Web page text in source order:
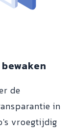
bewaken
de
in
vroegtijdig